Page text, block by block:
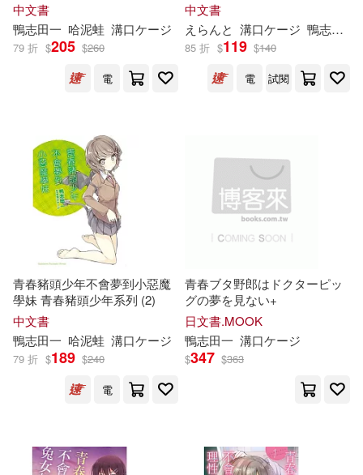
中文書
鴨志田一 哈泥蛙 溝口ケージ
79 折 $205 $260
電
中文書
えらんと 溝口ケージ 鴨志田
85 折 $119 $140
電
試閱
青春豬頭少年不會夢到小惡魔
學妹 青春豬頭少年系列 (2)
中文書
鴨志田一 哈泥蛙 溝口ケージ
79 折 $189 $240
電
青春ブタ野郎はドクターピッ
グの夢を見ない+
日文書.MOOK
鴨志田一 溝口ケージ
$347 $363